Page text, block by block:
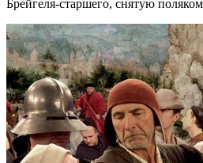
Брейгеля-старшего, снятую